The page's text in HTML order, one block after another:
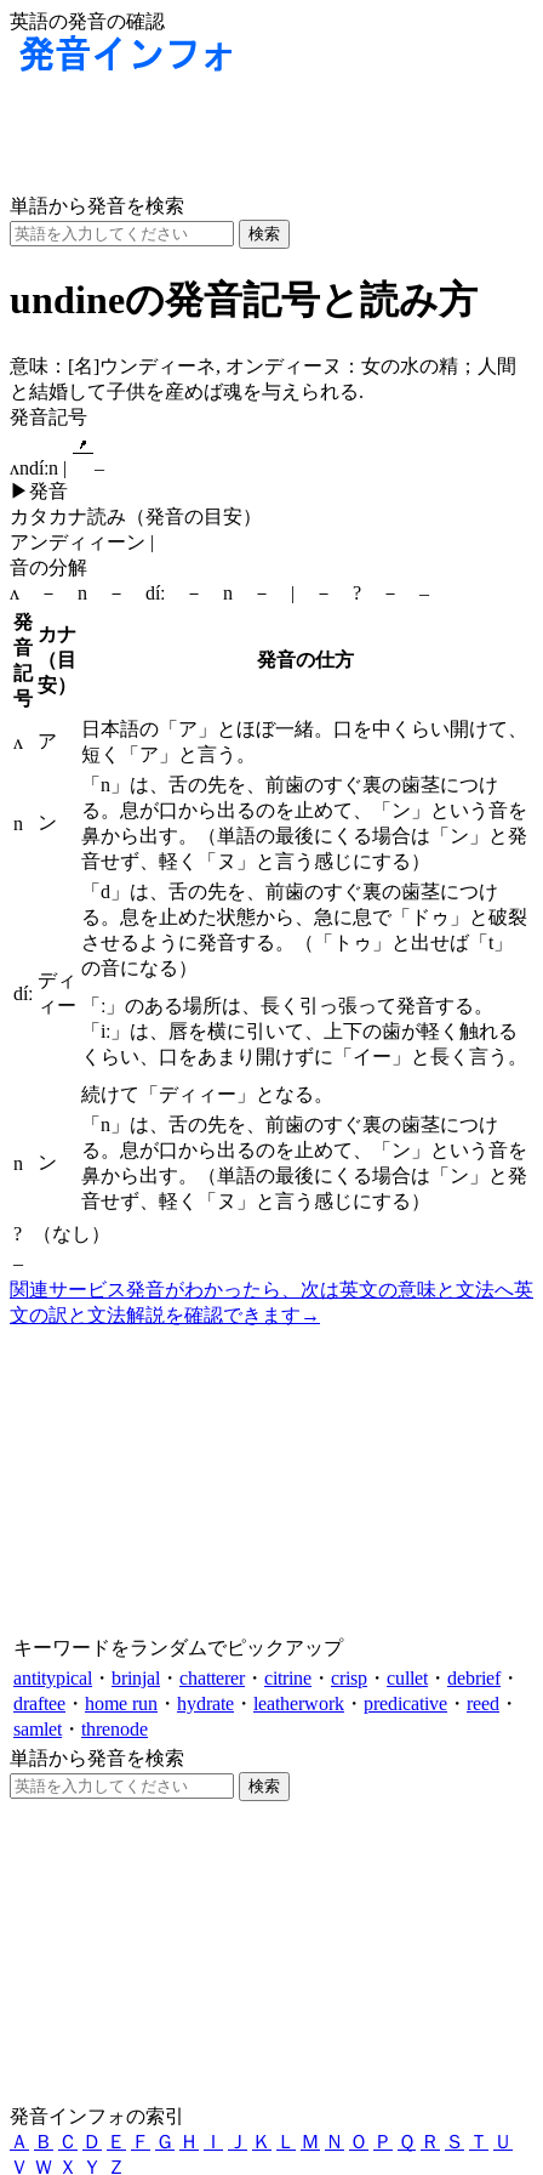
英語の発音の確認
単語から発音を検索
undineの発音記号と読み方
意味： [名]ウンディーネ, オンディーヌ：女の水の精；人間
と結婚して子供を産めば魂を与えられる.
発音記号
ʌndíːn |
–
▶発音
カタカナ読み（発音の目安）
アンディィーン |
音の分解
ʌ － n － díː － n － | － ? － –
発
音
記
号
カナ
（目
安）
発音の仕方
ʌ ア
日本語の「ア」とほぼ一緒。口を中くらい開けて、
短く「ア」と言う。
n ン
「n」は、舌の先を、前歯のすぐ裏の歯茎につけ
る。息が口から出るのを止めて、「ン」という音を
鼻から出す。（単語の最後にくる場合は「ン」と発
音せず、軽く「ヌ」と言う感じにする）
díː
ディ
ィー
「d」は、舌の先を、前歯のすぐ裏の歯茎につけ
る。息を止めた状態から、急に息で「ドゥ」と破裂
させるように発音する。（「トゥ」と出せば「t」
の音になる）
「ː」のある場所は、長く引っ張って発音する。
「iː」は、唇を横に引いて、上下の歯が軽く触れる
くらい、口をあまり開けずに「イー」と長く言う。
続けて「ディィー」となる。
n ン
「n」は、舌の先を、前歯のすぐ裏の歯茎につけ
る。息が口から出るのを止めて、「ン」という音を
鼻から出す。（単語の最後にくる場合は「ン」と発
音せず、軽く「ヌ」と言う感じにする）
?
（なし）
–
関連サービス発音がわかったら、次は英文の意味と文法へ英
文の訳と文法解説を確認できます →
キーワードをランダムでピックアップ
antitypical ・ brinjal ・ chatterer・ citrine ・ crisp ・ cullet ・ debrief・
draftee ・ home run ・ hydrate ・ leatherwork ・ predicative ・ reed ・
samlet ・ threnode
単語から発音を検索
発音インフォの索引
Ａ
Ｂ Ｃ Ｄ Ｅ Ｆ Ｇ Ｈ Ｉ Ｊ Ｋ Ｌ Ｍ Ｎ Ｏ Ｐ Ｑ Ｒ Ｓ Ｔ
Ｕ
Ｖ Ｗ Ｘ Ｙ Ｚ